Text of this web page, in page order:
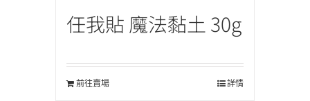
任我貼 魔法黏土 30g
前往賣場 詳情